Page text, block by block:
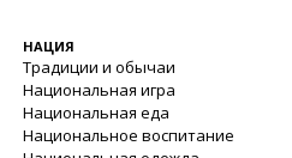
НАЦИЯ
Традиции и обычаи
Национальная игра
Национальная еда
Национальное воспитание